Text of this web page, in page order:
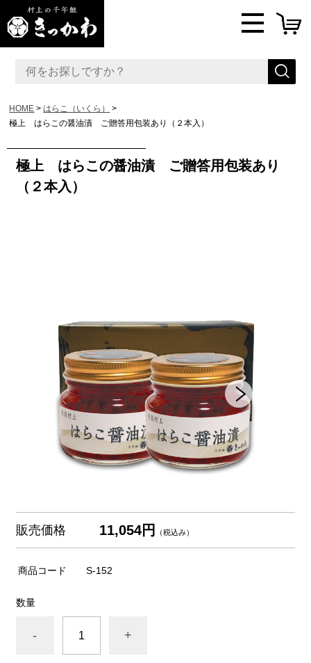
HOME
はらこ（いくら）
極上 はらこの醤油漬 ご贈答用包装あり（２本入）
極上 はらこの醤油漬 ご贈答用包装あり
（２本入）
販売価格 11,054円 （税込み）
商品コード S-152
数量
- +